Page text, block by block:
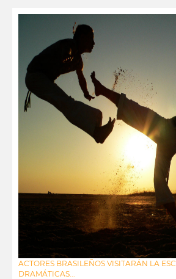
ACTORES BRASILEÑOS VISITARÁN LA
DRAMÁTICAS...